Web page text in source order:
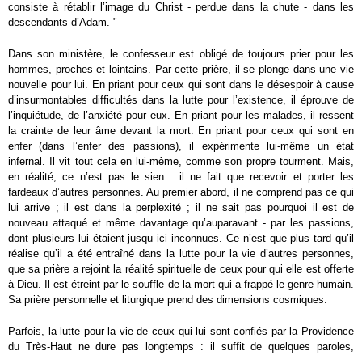
consiste à rétablir l’image du Christ - perdue dans la chute - dans les
descendants d’Adam. "
Dans son ministère, le confesseur est obligé de toujours prier pour les
hommes, proches et lointains. Par cette prière, il se plonge dans une vie
nouvelle pour lui. En priant pour ceux qui sont dans le désespoir à cause
d’insurmontables difficultés dans la lutte pour l’existence, il éprouve de
l’inquiétude, de l’anxiété pour eux. En priant pour les malades, il ressent
la crainte de leur âme devant la mort. En priant pour ceux qui sont en
enfer (dans l’enfer des passions), il expérimente lui-même un état
infernal. Il vit tout cela en lui-même, comme son propre tourment. Mais,
en réalité, ce n’est pas le sien : il ne fait que recevoir et porter les
fardeaux d’autres personnes. Au premier abord, il ne comprend pas ce qui
lui arrive ; il est dans la perplexité ; il ne sait pas pourquoi il est de
nouveau attaqué et même davantage qu’auparavant - par les passions,
dont plusieurs lui étaient jusqu ici inconnues. Ce n’est que plus tard qu’il
réalise qu’il a été entraîné dans la lutte pour la vie d’autres personnes,
que sa prière a rejoint la réalité spirituelle de ceux pour qui elle est offerte
à Dieu. Il est étreint par le souffle de la mort qui a frappé le genre humain.
Sa prière personnelle et liturgique prend des dimensions cosmiques.
Parfois, la lutte pour la vie de ceux qui lui sont confiés par la Providence
du Très-Haut ne dure pas longtemps : il suffit de quelques paroles,